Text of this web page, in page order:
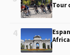
Tour
4